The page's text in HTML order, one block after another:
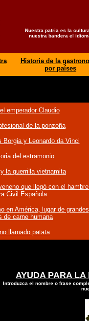
Nuestra patria es la
nuestra bandera el
Historia de la
por países
emperador Claudio
de la ponzoña
Borgia y Leonardo da Vinci
del estramonio
la guerrilla vietnamita
que llegó con el
Civil Española
en América, lugar de grandes
de carne humana
llamado patata
AYUDA PARA
Introduzca el nombre o frase